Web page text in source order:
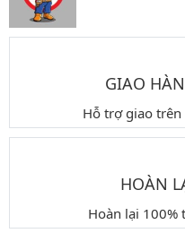
GIAO
Hỗ trợ giao
HOÀN
Hoàn lại 100%